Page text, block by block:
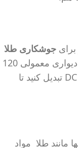
جوشکاری طلا
TIG به شما امکان می دهد تا به یک پریز دیواری معمولی 120
ولت متصل شوید و AC خانگی را به برق DC تبدیل کنید تا
مانند طلا مواد